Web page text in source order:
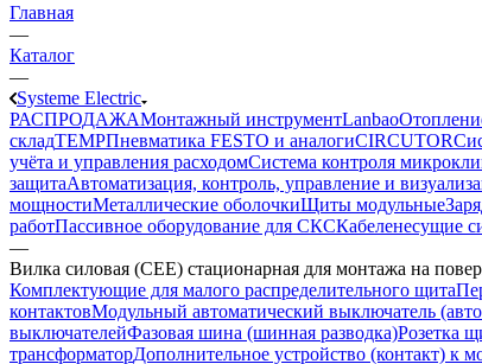
Главная
—
Каталог
—
Systeme Electric
РАСПРОДАЖАМонтажный инструментLanbao
складTEMPПневматика FESTO и аналогиCIRCUTOR
учёта и управления расходомСистема контроля
защитаАвтоматизация, контроль, управление и
мощностиМеталлические оболочкиЩиты модульные
работПассивное оборудование для СКСКабеленесущие
—
Вилка силовая (CEE) стационарная для монтажа на
Комплектующие для малого распределительного щита
контактовМодульный автоматический выключатель
выключателейФазовая шина (шинная разводка)Розетка
трансформаторДополнительное устройство (контакт) к